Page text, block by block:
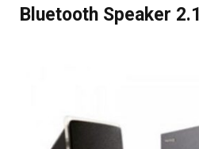
Bluetooth Speaker 2.1